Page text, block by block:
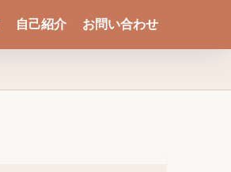
自己紹介 お問い合わせ